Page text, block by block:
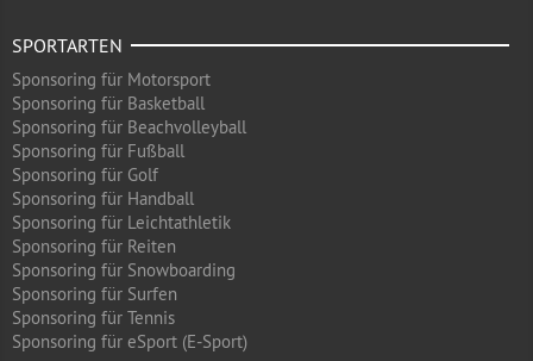
SPORTARTEN
Sponsoring für Motorsport
Sponsoring für Basketball
Sponsoring für Beachvolleyball
Sponsoring für Fußball
Sponsoring für Golf
Sponsoring für Handball
Sponsoring für Leichtathletik
Sponsoring für Reiten
Sponsoring für Snowboarding
Sponsoring für Surfen
Sponsoring für Tennis
Sponsoring für eSport (E-Sport)